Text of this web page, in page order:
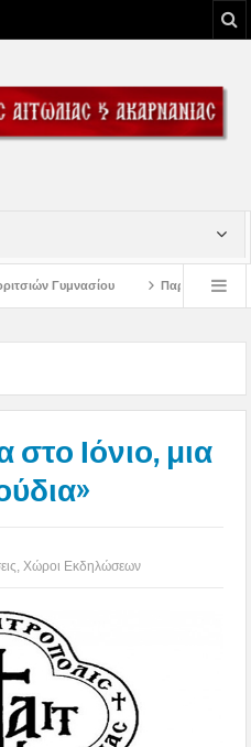
πρώτης εβδομάδος
Ιόνιο, μια
Χώροι Εκδηλώσεων